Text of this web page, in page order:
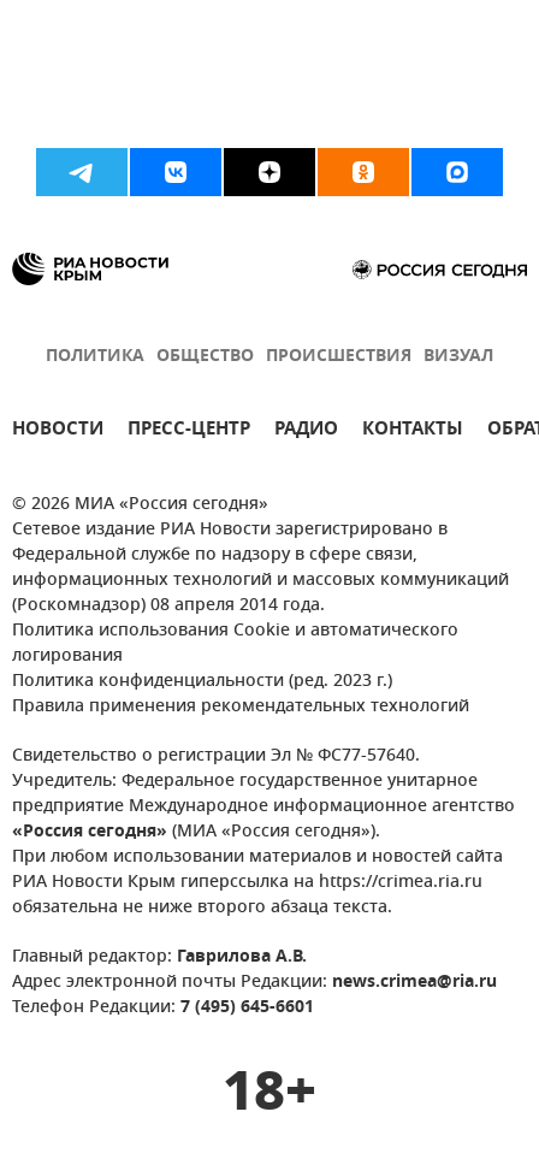
ПОЛИТИКА ОБЩЕСТВО ПРОИСШЕСТВИЯ ВИЗУАЛ
НОВОСТИ ПРЕСС-ЦЕНТР РАДИО КОНТАКТЫ
© 2026 МИА «Россия сегодня»
Сетевое издание РИА Новости зарегистрировано в
Федеральной службе по надзору в сфере связи,
информационных технологий и массовых коммуникаций
(Роскомнадзор) 08 апреля 2014 года.
Политика использования Cookie и автоматического
логирования
Политика конфиденциальности (ред. 2023 г.)
Правила применения рекомендательных технологий
Свидетельство о регистрации Эл № ФС77-57640.
Учредитель: Федеральное государственное унитарное
предприятие Международное информационное агентство
«Россия сегодня» (МИА «Россия сегодня»).
При любом использовании материалов и новостей сайта
РИА Новости Крым гиперссылка на https://crimea.ria.ru
обязательна не ниже второго абзаца текста.
Главный редактор: Гаврилова А.В.
Адрес электронной почты Редакции: news.crimea@ria.ru
Телефон Редакции: 7 (495) 645-6601
18+